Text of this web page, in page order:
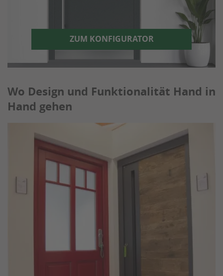
ZUM KONFIGURATOR
Wo Design und Funktionalität Hand in
Hand gehen